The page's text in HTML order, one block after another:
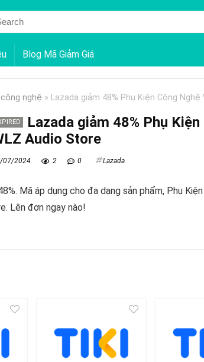
Blog Mã Giảm Giá
nghệ » Lazada giảm 48% Phụ Kiện Công
Lazada giảm 48% Phụ
Audio Store
07/2024 2 0 Lazada
Mã áp dụng cho đa dạng sản phẩm, Phụ
Lên đơn ngay nào!